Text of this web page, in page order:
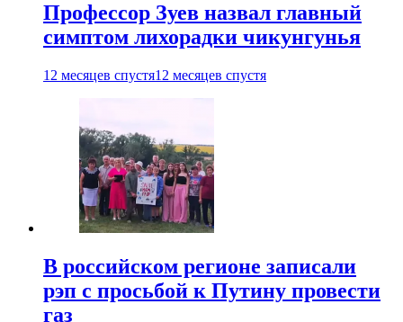
Профессор Зуев назвал главный
симптом лихорадки чикунгунья
12 месяцев спустя12 месяцев спустя
В российском регионе записали
рэп с просьбой к Путину провести
газ